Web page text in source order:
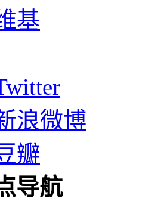
基
浪微博
瓣
导航